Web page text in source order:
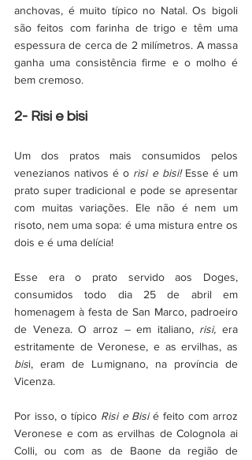
anchovas, é muito típico no Natal. Os bigoli
são feitos com farinha de trigo e têm uma
espessura de cerca de 2 milímetros. A massa
ganha uma consistência firme e o molho é
bem cremoso.
2- Risi e bisi
Um dos pratos mais consumidos pelos
venezianos nativos é o risi e bisi! Esse é um
prato super tradicional e pode se apresentar
com muitas variações. Ele não é nem um
risoto, nem uma sopa: é uma mistura entre os
dois e é uma delícia!
Esse era o prato servido aos Doges,
consumidos todo dia 25 de abril em
homenagem à festa de San Marco, padroeiro
de Veneza. O arroz – em italiano, risi, era
bisi, eram de Lumignano, na província de
Vicenza.
Por isso, o típico Risi e Bisi é feito com arroz
Veronese e com as ervilhas de Colognola ai
Colli, ou com as de Baone da região de